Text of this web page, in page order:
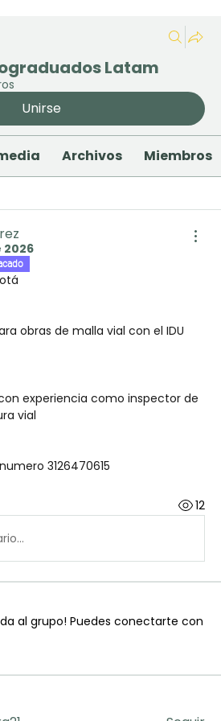
Latam
Unirse
Archivos Miembros
2026
obras de malla vial con el IDU
experiencia como inspector de
vial
3126470615
12
al grupo! Puedes conectarte con